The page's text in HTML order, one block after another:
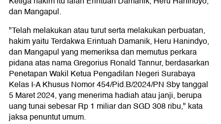
dan Mangapul.
"Telah melakukan atau turut serta melakukan perbuatan,
hakim yaitu Terdakwa Erintuah Damanik, Heru Hanindyo,
dan Mangapul yang memeriksa dan memutus perkara
pidana atas nama Gregorius Ronald Tannur, berdasarkan
Penetapan Wakil Ketua Pengadilan Negeri Surabaya
Kelas I-A Khusus Nomor 454/Pid.B/2024/PN Sby tanggal
5 Maret 2024, yang menerima hadiah atau janji, berupa
uang tunai sebesar Rp 1 miliar dan SGD 308 ribu," kata
jaksa penuntut umum.